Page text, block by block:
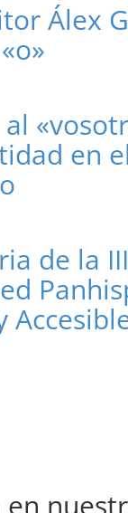
Álex
en
de la III